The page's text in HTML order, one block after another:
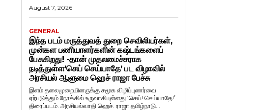
August 7, 2026
GENERAL
இந்த படம் மருத்துவத் துறை செவிலியர்கள்,
முன்கள பணியாளர்களின் கஷ்டங்களைப்
பேசுகிறது! -தான் முதலமைச்சராக
நடித்துள்ள’செய் செய்யாதே’ பட விழாவில்
அரசியல் ஆளுமை ஹெச் ராஜா பேச்சு
இளம் தலைமுறையினருக்கு சமூக விழிப்புணர்வை
ஏற்படுத்தும் நோக்கில் உருவாகியுள்ளது ‘செய்! செய்யாதே!’
திரைப்படம். அரசியல்வாதி ஹெச். ராஜா தமிழ்நாடு...